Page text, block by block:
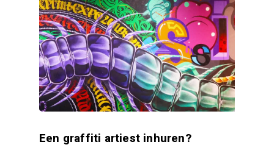
Een graffiti artiest inhuren?